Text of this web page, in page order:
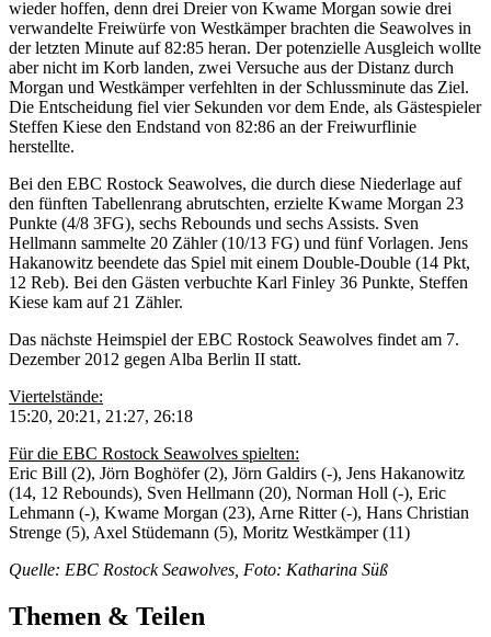
wieder hoffen, denn drei Dreier von Kwame Morgan sowie drei
verwandelte Freiwürfe von Westkämper brachten die Seawolves in
der letzten Minute auf 82:85 heran. Der potenzielle Ausgleich wollte
aber nicht im Korb landen, zwei Versuche aus der Distanz durch
Morgan und Westkämper verfehlten in der Schlussminute das Ziel.
Die Entscheidung fiel vier Sekunden vor dem Ende, als Gästespieler
Steffen Kiese den Endstand von 82:86 an der Freiwurflinie
herstellte.
Bei den EBC Rostock Seawolves, die durch diese Niederlage auf
den fünften Tabellenrang abrutschten, erzielte Kwame Morgan 23
Punkte (4/8 3FG), sechs Rebounds und sechs Assists. Sven
Hellmann sammelte 20 Zähler (10/13 FG) und fünf Vorlagen. Jens
Hakanowitz beendete das Spiel mit einem Double-Double (14 Pkt,
12 Reb). Bei den Gästen verbuchte Karl Finley 36 Punkte, Steffen
Kiese kam auf 21 Zähler.
Das nächste Heimspiel der EBC Rostock Seawolves findet am 7.
Dezember 2012 gegen Alba Berlin II statt.
Viertelstände:
15:20, 20:21, 21:27, 26:18
Für die EBC Rostock Seawolves spielten:
Eric Bill (2), Jörn Boghöfer (2), Jörn Galdirs (-), Jens Hakanowitz
(14, 12 Rebounds), Sven Hellmann (20), Norman Holl (-), Eric
Lehmann (-), Kwame Morgan (23), Arne Ritter (-), Hans Christian
Strenge (5), Axel Stüdemann (5), Moritz Westkämper (11)
Quelle: EBC Rostock Seawolves, Foto: Katharina Süß
Themen & Teilen